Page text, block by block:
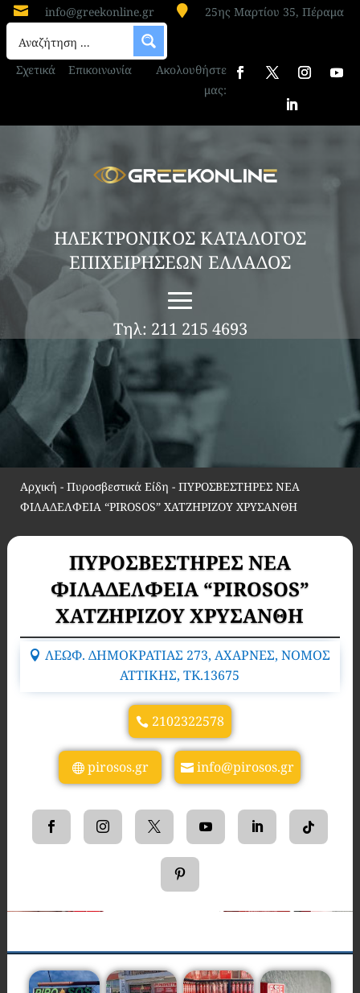
 info@greekonline.gr  25ης Μαρτίου 35, Πέραμα
Σχετικά Επικοινωνία
Ακολουθήστε
μας:
ΗΛΕΚΤΡΟΝΙΚΟΣ ΚΑΤΑΛΟΓΟΣ
ΕΠΙΧΕΙΡΗΣΕΩΝ ΕΛΛΑΔΟΣ
Τηλ: 211 215 4693
Αρχική - Πυροσβεστικά Είδη - ΠΥΡΟΣΒΕΣΤΗΡΕΣ ΝΕΑ
ΦΙΛΑΔΕΛΦΕΙΑ “PIROSOS” ΧΑΤΖΗΡΙΖΟΥ ΧΡΥΣΑΝΘΗ
ΠΥΡΟΣΒΕΣΤΗΡΕΣ ΝΕΑ
ΦΙΛΑΔΕΛΦΕΙΑ “PIROSOS”
ΧΑΤΖΗΡΙΖΟΥ ΧΡΥΣΑΝΘΗ
ΛΕΩΦ. ΔΗΜΟΚΡΑΤΙΑΣ 273, ΑΧΑΡΝΕΣ, ΝΟΜΟΣ
ΑΤΤΙΚΗΣ, TK.13675
2102322578
pirosos.gr info@pirosos.gr